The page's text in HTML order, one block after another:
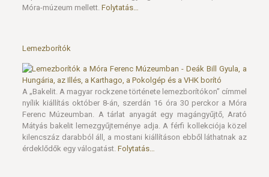
Móra-múzeum mellett. Folytatás…
Lemezborítók
A „Bakelit. A magyar rockzene története lemezborítókon” címmel
nyílik kiállítás október 8-án, szerdán 16 óra 30 perckor a Móra
Ferenc Múzeumban. A tárlat anyagát egy magángyűjtő, Arató
Mátyás bakelit lemezgyűjteménye adja. A férfi kollekciója közel
kilencszáz darabból áll, a mostani kiállításon ebből láthatnak az
érdeklődők egy válogatást. Folytatás…